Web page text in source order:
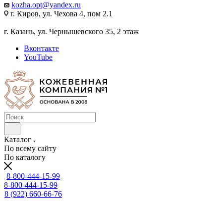
kozha.opt@yandex.ru
г. Киров, ул. Чехова 4, пом 2.1
г. Казань, ул. Чернышевского 35, 2 этаж
Вконтакте
YouTube
Каталог
По всему сайту
По каталогу
8-800-444-15-99
8-800-444-15-99
8 (922) 660-66-76